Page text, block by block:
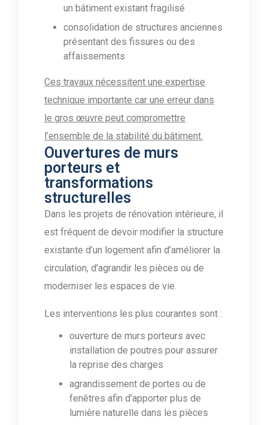
un bâtiment existant fragilisé
consolidation de structures anciennes
présentant des fissures ou des
affaissements
Ces travaux nécessitent une expertise
technique importante car une erreur dans
le gros œuvre peut compromettre
l’ensemble de la stabilité du bâtiment.
Ouvertures de murs
porteurs et
transformations
structurelles
Dans les projets de rénovation intérieure, il
est fréquent de devoir modifier la structure
existante d’un logement afin d’améliorer la
circulation, d’agrandir les pièces ou de
moderniser les espaces de vie.
Les interventions les plus courantes sont :
ouverture de murs porteurs avec
installation de poutres pour assurer
la reprise des charges
agrandissement de portes ou de
fenêtres afin d’apporter plus de
lumière naturelle dans les pièces